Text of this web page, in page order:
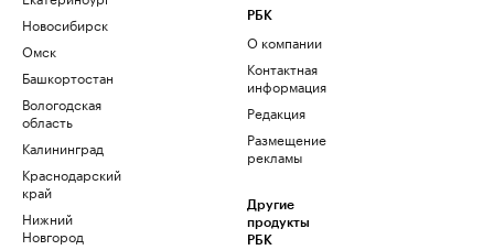
Новосибирск
Омск
Башкортостан
Вологодская
область
Калининград
Краснодарский
край
Нижний
Новгород
РБК
О компании
Контактная
информация
Редакция
Размещение
рекламы
Другие
продукты
РБК